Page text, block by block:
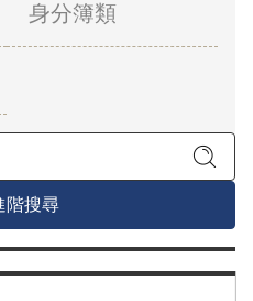
身分簿類
階搜尋